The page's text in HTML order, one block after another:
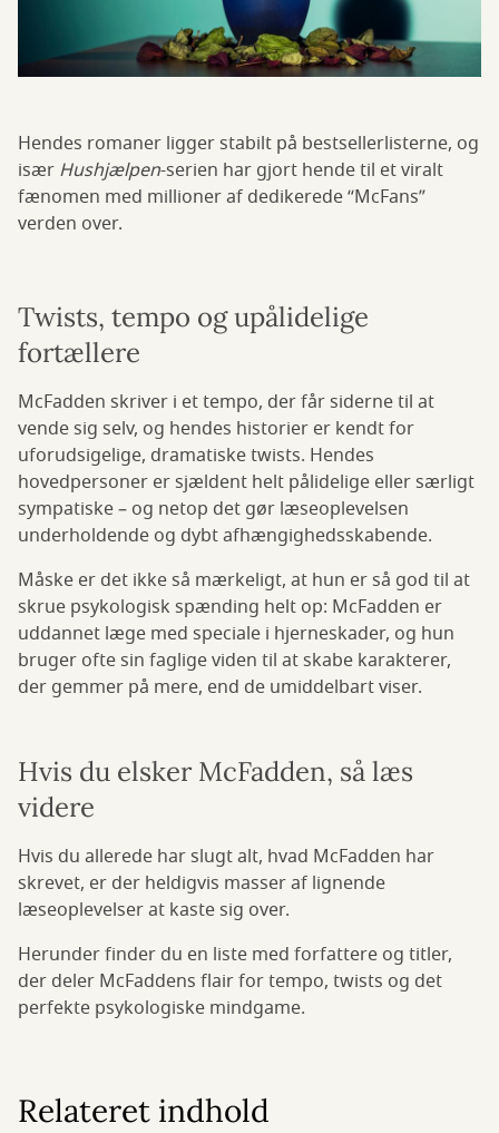
Hendes romaner ligger stabilt på bestsellerlisterne, og
især Hushjælpen-serien har gjort hende til et viralt
fænomen med millioner af dedikerede “McFans”
verden over.
Twists, tempo og upålidelige
fortællere
McFadden skriver i et tempo, der får siderne til at
vende sig selv, og hendes historier er kendt for
uforudsigelige, dramatiske twists. Hendes
hovedpersoner er sjældent helt pålidelige eller særligt
sympatiske – og netop det gør læseoplevelsen
underholdende og dybt afhængighedsskabende.
Måske er det ikke så mærkeligt, at hun er så god til at
skrue psykologisk spænding helt op: McFadden er
uddannet læge med speciale i hjerneskader, og hun
bruger ofte sin faglige viden til at skabe karakterer,
der gemmer på mere, end de umiddelbart viser.
Hvis du elsker McFadden, så læs
videre
Hvis du allerede har slugt alt, hvad McFadden har
skrevet, er der heldigvis masser af lignende
læseoplevelser at kaste sig over.
Herunder finder du en liste med forfattere og titler,
der deler McFaddens flair for tempo, twists og det
perfekte psykologiske mindgame.
Relateret indhold